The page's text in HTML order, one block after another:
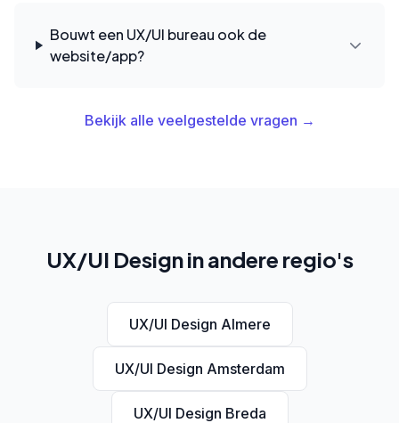
Bouwt een UX/UI bureau ook de
website/app?
Bekijk alle veelgestelde vragen →
UX/UI Design in andere regio's
UX/UI Design Almere
UX/UI Design Amsterdam
UX/UI Design Breda